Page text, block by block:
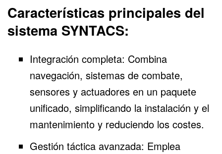
Características principales del
sistema SYNTACS:
Integración completa: Combina
navegación, sistemas de combate,
sensores y actuadores en un paquete
unificado, simplificando la instalación y el
mantenimiento y reduciendo los costes.
Gestión táctica avanzada: Emplea